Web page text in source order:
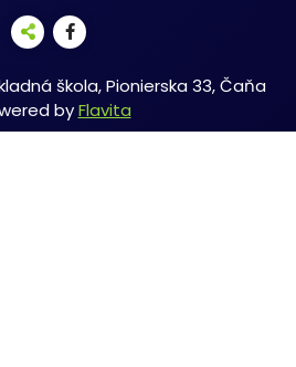
škola, Pionierska 33, Čaňa
byFlavita